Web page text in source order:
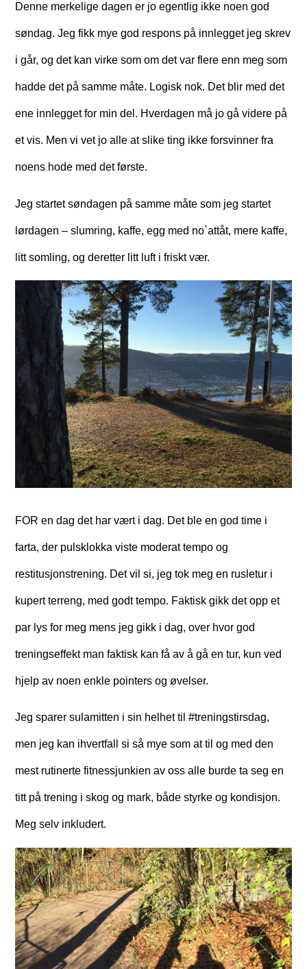
Denne merkelige dagen er jo egentlig ikke noen god
søndag. Jeg fikk mye god respons på innlegget jeg skrev
i går, og det kan virke som om det var flere enn meg som
hadde det på samme måte. Logisk nok. Det blir med det
ene innlegget for min del. Hverdagen må jo gå videre på
et vis. Men vi vet jo alle at slike ting ikke forsvinner fra
noens hode med det første.
Jeg startet søndagen på samme måte som jeg startet
lørdagen – slumring, kaffe, egg med no`attåt, mere kaffe,
litt somling, og deretter litt luft i friskt vær.
FOR en dag det har vært i dag. Det ble en god time i
farta, der pulsklokka viste moderat tempo og
restitusjonstrening. Det vil si, jeg tok meg en rusletur i
kupert terreng, med godt tempo. Faktisk gikk det opp et
par lys for meg mens jeg gikk i dag, over hvor god
treningseffekt man faktisk kan få av å gå en tur, kun ved
hjelp av noen enkle pointers og øvelser.
Jeg sparer sulamitten i sin helhet til #treningstirsdag,
men jeg kan ihvertfall si så mye som at til og med den
mest rutinerte fitnessjunkien av oss alle burde ta seg en
titt på trening i skog og mark, både styrke og kondisjon.
Meg selv inkludert.